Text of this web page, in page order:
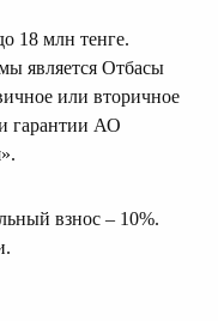
18 млн тенге.
является Отбасы
или вторичное
гарантии АО
взнос – 10%.